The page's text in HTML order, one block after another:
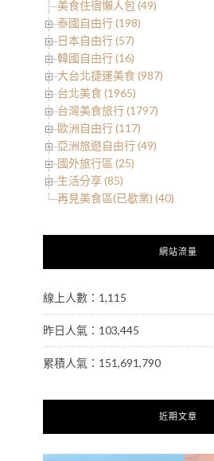
美食住宿懶人包 (49)
泰國自由行 (198)
日本自由行 (57)
韓國自由行 (16)
大台北捷運美食 (987)
台北美食 (1965)
台灣美食旅行 (1797)
歐洲自由行 (117)
亞洲旅遊自由行 (49)
國外旅行區 (25)
生活分享 (85)
再見美食區(已歇業) (40)
網站流量
線上人數：1,115
昨日人氣：103,445
累積人氣：151,691,790
近期文章